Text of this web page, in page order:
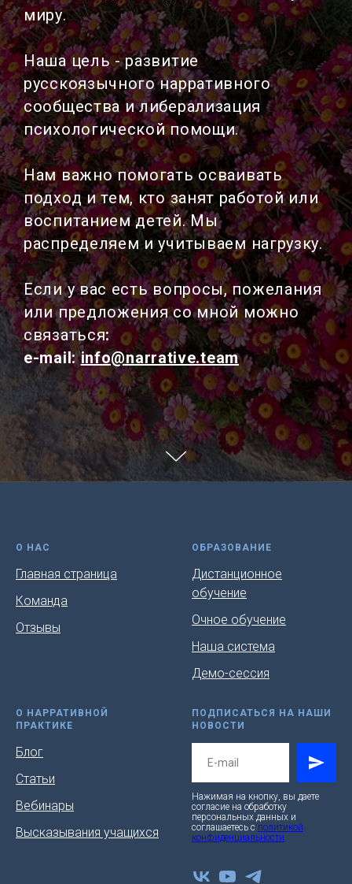
миру.
Наша цель - развитие
русскоязычного нарративного
сообщества и либерализация
психологической помощи.
Нам важно помогать осваивать
подход и тем, кто занят работой или
воспитанием детей. Мы
распределяем и учитываем нагрузку.
Если у вас есть вопросы, пожелания
или предложения со мной можно
связаться:
e-mail:info@narrative.team
О НАС
Главная страница
Команда
Отзывы
ОБРАЗОВАНИЕ
Дистанционное
обучение
Очное обучение
Наша система
Демо-сессия
О НАРРАТИВНОЙ
ПРАКТИКЕ
Блог
Статьи
Вебинары
Высказывания учащихся
ПОДПИСАТЬСЯ НА НАШИ
НОВОСТИ
Нажимая на кнопку, вы даете
согласие на обработку
персональных данных и
соглашаетесь c политикой
конфиденциальности